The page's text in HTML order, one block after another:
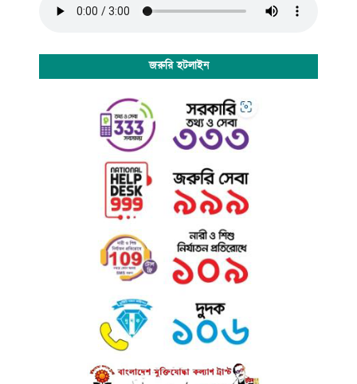
জরুরি হটলাইন